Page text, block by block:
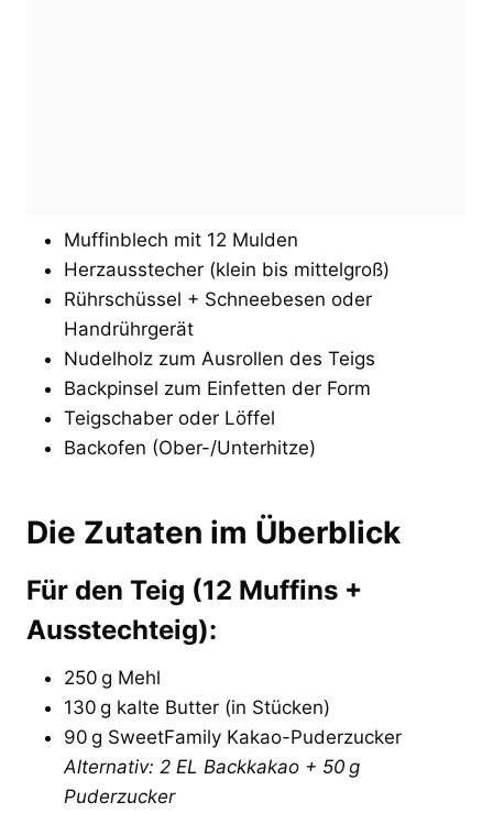
Muffinblech mit 12 Mulden
Herzausstecher (klein bis mittelgroß)
Rührschüssel + Schneebesen oder
Handrührgerät
Nudelholz zum Ausrollen des Teigs
Backpinsel zum Einfetten der Form
Teigschaber oder Löffel
Backofen (Ober-/Unterhitze)
Die Zutaten im Überblick
Für den Teig (12 Muffins +
Ausstechteig):
250 g Mehl
130 g kalte Butter (in Stücken)
90 g SweetFamily Kakao-Puderzucker
Alternativ: 2 EL Backkakao + 50 g
Puderzucker